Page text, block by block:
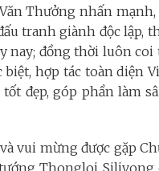
Thưởng nhấn
tranh giành độc lập,
nay; đồng thời luôn coi
hợp tác toàn diện
đẹp, góp phần làm
vui mừng được gặp
Thongloi Silivong